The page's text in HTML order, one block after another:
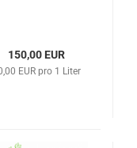
150,00 EUR
EUR pro 1 Liter